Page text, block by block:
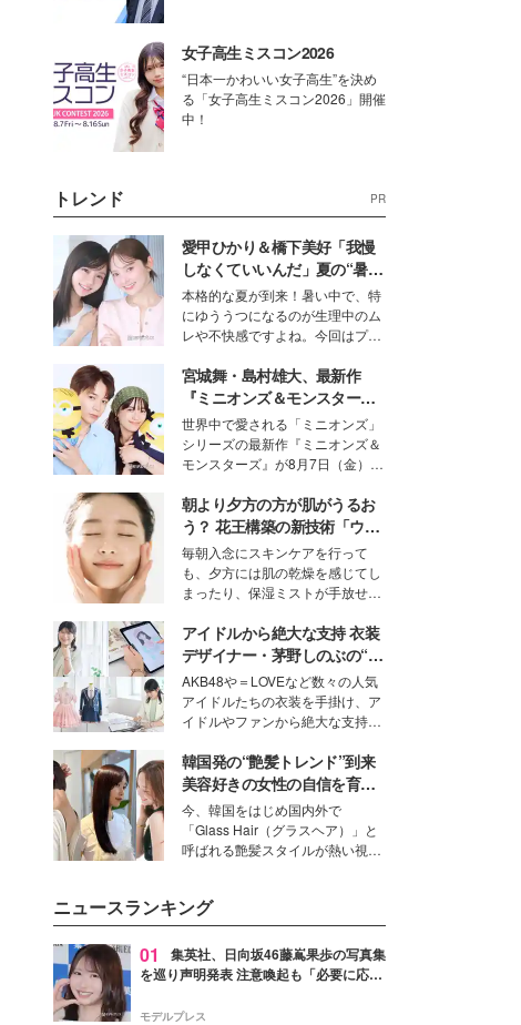
女子高生ミスコン2026
“日本一かわいい女子高生”を決め
る「女子高生ミスコン2026」開催
中！
トレンド PR
愛甲ひかり＆橋下美好「我慢
しなくていいんだ」夏の“暑さ
対策”の新しい選択肢とは？
本格的な夏が到来！暑い中で、特
にゆううつになるのが生理中のム
レや不快感ですよね。今回はプラ
モデル・愛甲ひかりさんと橋下美
好さんを迎えて本音で女子会トー
ク。猛暑のお出かけを快適に過ご
すヒントや、2人が感動した夏の
生理の新常識にも迫りました。
宮城舞・島村雄大、最新作
『ミニオンズ＆モンスター
ズ』の魅力熱弁 ハチャメチャ
だけじゃない“友情と絆”に感
動
世界中で愛される「ミニオンズ」
シリーズの最新作『ミニオンズ＆
モンスターズ』が8月7日（金）に
ニオン好き”という共通点を持つモ
デルの宮城舞と島村雄大の特別対
談をお届け！それぞれの視点か
ら、今作ならではの魅力や予想外
の感動をもたらす奥深いストーリ
ーについて熱く語り合ってもらっ
た。
朝より夕方の方が肌がうるお
う？ 花王構築の新技術「ウォ
ーターキャプチャリングスキ
ン（捕水肌）」がスキンケア
の常識を変える予感
毎朝入念にスキンケアを行って
も、夕方には肌の乾燥を感じてし
まったり、保湿ミストが手放せな
な美容の常識を大きく変える可能
性を秘めた、革新的な「Water
Capturing Skin（ウォーターキャ
プチャリングスキン：捕水肌）」
技術を、花王が構築した。
アイドルから絶大な支持 衣装
デザイナー・茅野しのぶの“可
愛い”を作る美学＜「シチズン
クロスシー」インタビュー＞
AKB48や＝LOVEなど数々の人気
アイドルたちの衣装を手掛け、ア
イドルやファンから絶大な支持を
取締役兼クリエイティブディレク
ター・茅野しのぶ。一人ひとりの
個性に寄り添い、魅力を引き出す
衣装作りは、多くの女性たちに勇
気と自信を与え続けている。
韓国発の“艶髪トレンド”到来
美容好きの女性の自信を育む
「ヘアケア事情」って？
今、韓国をはじめ国内外で
「Glass Hair（グラスヘア）」と
呼ばれる艶髪スタイルが熱い視線
して、“髪そのものの美しさ”に改
めて注目する人が増えている様
子。今回は、そんな憧れの艶やか
な髪を日常で叶える、美容好きの
ます。
ニュースランキング
01
集英社、日向坂46藤嶌果歩の写真集
を巡り声明発表 注意喚起も「必要に応じ
モデルプレス